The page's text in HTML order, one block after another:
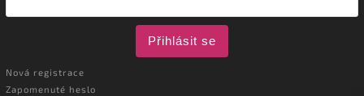
Přihlásit se
Nová registrace
Zapomenuté heslo